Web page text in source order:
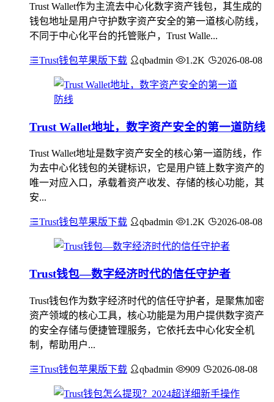
Trust Wallet作为主流去中心化数字资产钱包，其生成的
钱包地址是用户守护数字资产安全的第一道核心防线，
不同于中心化平台的托管账户，Trust Walle...
Trust钱包苹果版下载 qbadmin 1.2K 2026-08-08
Trust Wallet地址，数字资产安全的第一道防线
Trust Wallet地址是数字资产安全的核心第一道防线，作
为去中心化钱包的关键标识，它是用户链上数字资产的
唯一对应入口，承载着资产收发、存储的核心功能，其
安...
Trust钱包苹果版下载 qbadmin 1.2K 2026-08-08
Trust钱包—数字经济时代的信任守护者
Trust钱包作为数字经济时代的信任守护者，是聚焦加密
资产领域的核心工具，核心功能是为用户提供数字资产
的安全存储与便捷管理服务，它依托去中心化安全机
制，帮助用户...
Trust钱包苹果版下载 qbadmin 909 2026-08-08